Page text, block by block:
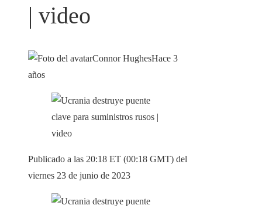
| video
Connor HughesHace 3
años
Publicado a las 20:18 ET (00:18 GMT) del
viernes 23 de junio de 2023